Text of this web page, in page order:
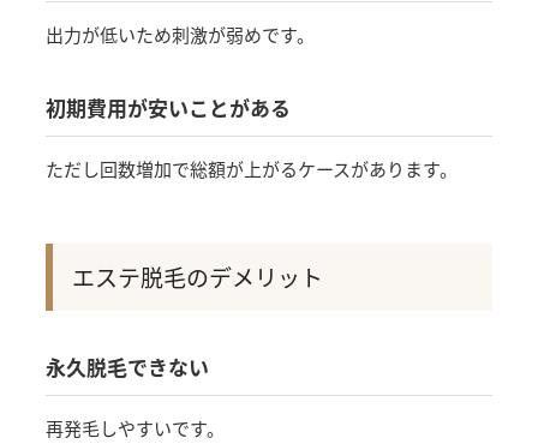
出力が低いため刺激が弱めです。
初期費用が安いことがある
ただし回数増加で総額が上がるケースがあります。
エステ脱毛のデメリット
永久脱毛できない
再発毛しやすいです。